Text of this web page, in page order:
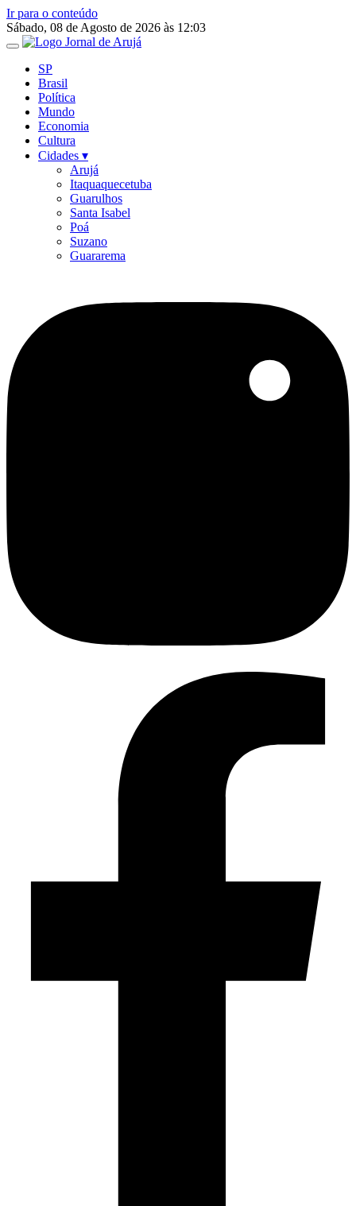
Ir para o conteúdo
Sábado, 08 de Agosto de 2026 às 12:03
SP
Brasil
Política
Mundo
Economia
Cultura
Cidades ▾
Arujá
Itaquaquecetuba
Guarulhos
Santa Isabel
Poá
Suzano
Guararema